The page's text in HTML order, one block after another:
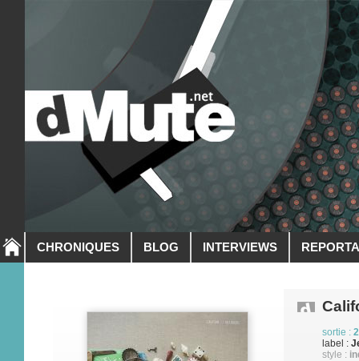
CHRONIQUES BLOG INTERVIEWS
sortie :
label :
style :